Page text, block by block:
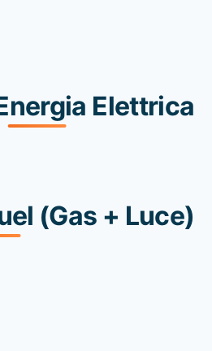
Elettrica
(Gas + Luce)